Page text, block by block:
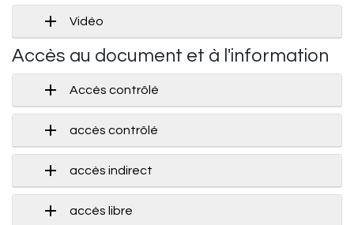
Vidéo
Accès au document et à l'information
Accès contrôlé
accès contrôlé
accès indirect
accès libre